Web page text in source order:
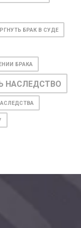
БРАК В СУДЕ
БРАКА
НАСЛЕДСТВО